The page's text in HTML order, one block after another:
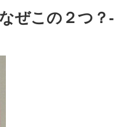
ぜこの２つ？‐